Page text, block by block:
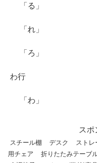
「る」
「れ」
「ろ」
わ行
「わ」
スポ
スチール棚 デスク ストレ
用チェア
折りたたみテーブ